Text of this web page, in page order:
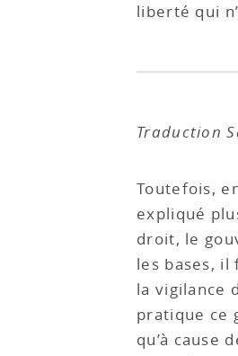
liberté qui
Traduction
Toutefois,
expliqué
droit, le
les bases, il
la vigilance
pratique ce
qu’à cause